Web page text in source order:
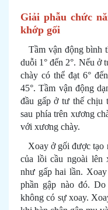
Giải phẫu chức
khớp gối
Tầm vận động bình
duỗi 1° đến 2°. Nếu ở
chày có thể đạt 6°
45°. Tầm vận động
đầu gấp ở tư thế chịu
sau phía trên xương
với xương chày.
Xoay ở gối được tạo
của lồi cầu ngoài lên
như gấp hai lần.
phần gập nào đó.
không có sự xoay.